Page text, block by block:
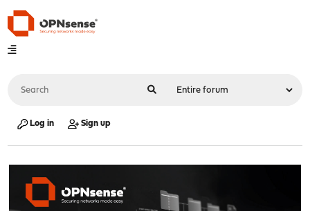
Log in Sign up